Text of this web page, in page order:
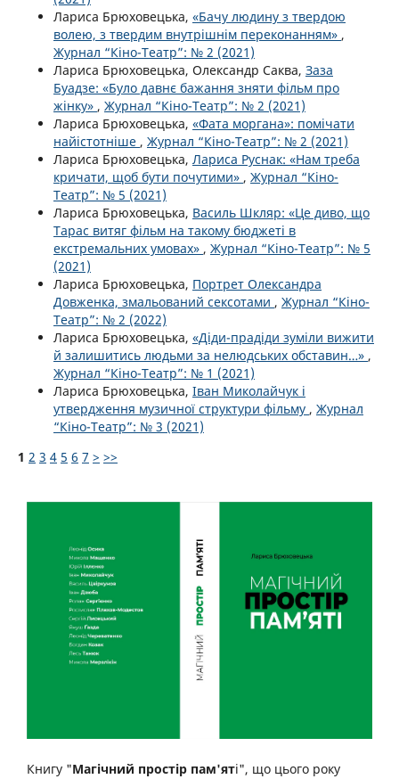
Лариса Брюховецька, «Бачу людину з твердою
волею, з твердим внутрішнім переконанням» ,
Журнал “Кіно-Театр”: № 2 (2021)
Лариса Брюховецька, Олександр Саква, Заза
Буадзе: «Було давнє бажання зняти фільм про
жінку» , Журнал “Кіно-Театр”: № 2 (2021)
Лариса Брюховецька, «Фата моргана»: помічати
найістотніше , Журнал “Кіно-Театр”: № 2 (2021)
Лариса Брюховецька, Лариса Руснак: «Нам треба
кричати, щоб бути почутими» , Журнал “Кіно-
Театр”: № 5 (2021)
Лариса Брюховецька, Василь Шкляр: «Це диво, що
Тарас витяг фільм на такому бюджеті в
екстремальних умовах» , Журнал “Кіно-Театр”: № 5
(2021)
Лариса Брюховецька, Портрет Олександра
Довженка, змальований сексотами , Журнал “Кіно-
Театр”: № 2 (2022)
Лариса Брюховецька, «Діди-прадіди зуміли вижити
й залишитись людьми за нелюдських обставин…» ,
Журнал “Кіно-Театр”: № 1 (2021)
Лариса Брюховецька, Іван Миколайчук і
утвердження музичної структури фільму , Журнал
“Кіно-Театр”: № 3 (2021)
1 2 3 4 5 6 7 > >>
Книгу "Магічний простір пам'яті", що цього року